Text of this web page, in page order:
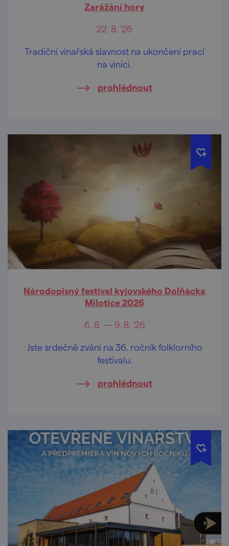
Zarážání hory
22. 8. '26
Tradiční vinařská slavnost na ukončení prací
na vinici.
prohlédnout
Národopisný festival kyjovského Dolňácka
Milotice 2026
6. 8. — 9. 8. '26
Jste srdečně zváni na 36. ročník folklorního
festivalu.
prohlédnout